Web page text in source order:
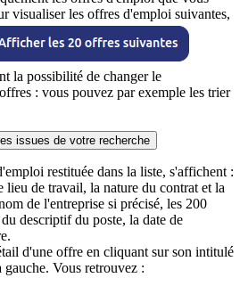
visualiser les offres d'emploi suivantes,
la possibilité de changer le
: vous pouvez par exemple les trier
issues de votre recherche
restituée dans la liste, s'affichent :
lieu de travail, la nature du contrat et la
de l'entreprise si précisé, les 200
descriptif du poste, la date de
d'une offre en cliquant sur son intitulé
Vous retrouvez :